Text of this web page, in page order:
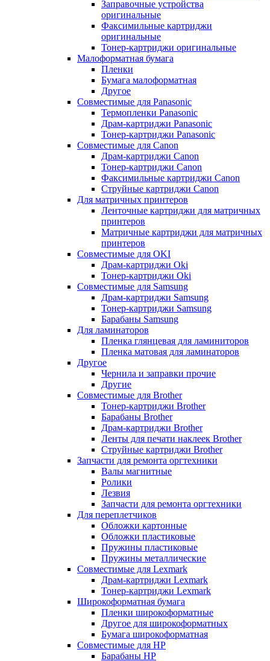
Заправочные устройства
оригинальные
Факсимильные картриджи
оригинальные
Тонер-картриджи оригинальные
Малоформатная бумага
Пленки
Бумага малоформатная
Другое
Совместимые для Panasonic
Термопленки Panasonic
Драм-картриджи Panasonic
Тонер-картриджи Panasonic
Совместимые для Canon
Драм-картриджи Canon
Тонер-картриджи Canon
Факсимильные картриджи Canon
Струйные картриджи Canon
Для матричных принтеров
Ленточные картриджи для матричных
принтеров
Матричные картриджи для матричных
принтеров
Совместимые для OKI
Драм-картриджи Oki
Тонер-картриджи Oki
Совместимые для Samsung
Драм-картриджи Samsung
Тонер-картриджи Samsung
Барабаны Samsung
Для ламинаторов
Пленка глянцевая для ламиниторов
Пленка матовая для ламинаторов
Другое
Чернила и заправки прочие
Другие
Совместимые для Brother
Тонер-картриджи Brother
Барабаны Brother
Драм-картриджи Brother
Ленты для печати наклеек Brother
Струйные картриджи Brother
Запчасти для ремонта оргтехники
Валы магнитные
Ролики
Лезвия
Запчасти для ремонта оргтехники
Для переплетчиков
Обложки картонные
Обложки пластиковые
Пружины пластиковые
Пружины металлические
Совместимые для Lexmark
Драм-картриджи Lexmark
Тонер-картриджи Lexmark
Широкоформатная бумага
Пленки широкоформатные
Другое для широкоформатных
Бумага широкоформатная
Совместимые для HP
Барабаны HP